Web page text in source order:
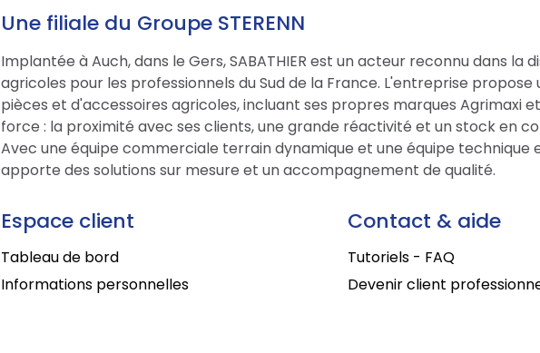
Une filiale du Groupe STERENN
Implantée à Auch, dans le Gers, SABATHIER est un acteur reconnu dans la
agricoles pour les professionnels du Sud de la France. L'entreprise
pièces et d'accessoires agricoles, incluant ses propres marques Agrimaxi
force : la proximité avec ses clients, une grande réactivité et un stock en
Avec une équipe commerciale terrain dynamique et une équipe technique
apporte des solutions sur mesure et un accompagnement de qualité.
Espace client
Tableau de bord
Informations personnelles
Contact & aide
Tutoriels - FAQ
Devenir client